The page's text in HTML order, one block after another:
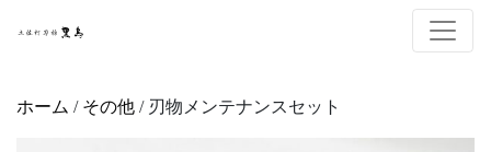
ホーム / その他 / 刃物メンテナンスセット